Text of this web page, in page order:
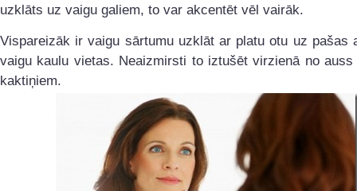
uzklāts uz vaigu galiem, to var akcentēt vēl vairāk.
Vispareizāk ir vaigu sārtumu uzklāt ar platu otu uz pašas
vaigu kaulu vietas. Neaizmirsti to iztušēt virzienā no
kaktiņiem.